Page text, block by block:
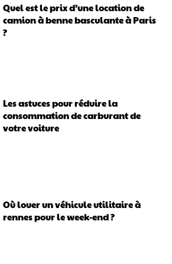
Quel est le prix d’une location de
camion à benne basculante à Paris
?
Les astuces pour réduire la
consommation de carburant de
votre voiture
Où louer un véhicule utilitaire à
rennes pour le week-end ?